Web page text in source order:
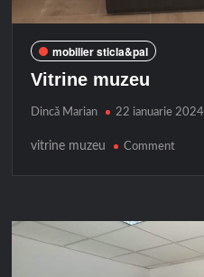
mobilier sticla&pal
Vitrine muzeu
Dincă Marian 22 ianuarie 2024
vitrine muzeu Commenton